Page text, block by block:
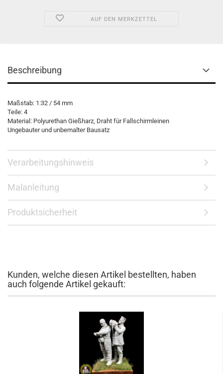
AUF DEN MERKZETTEL
Beschreibung
Maßstab: 1:32 / 54 mm
Teile: 4
Material: Polyurethan Gießharz, Draht für Fallschirmleinen
Ungebauter und unbemalter Bausatz
Verarbeitungshinweis
Malanleitung
Produktsicherheit
Kunden, welche diesen Artikel bestellten, haben
auch folgende Artikel gekauft: